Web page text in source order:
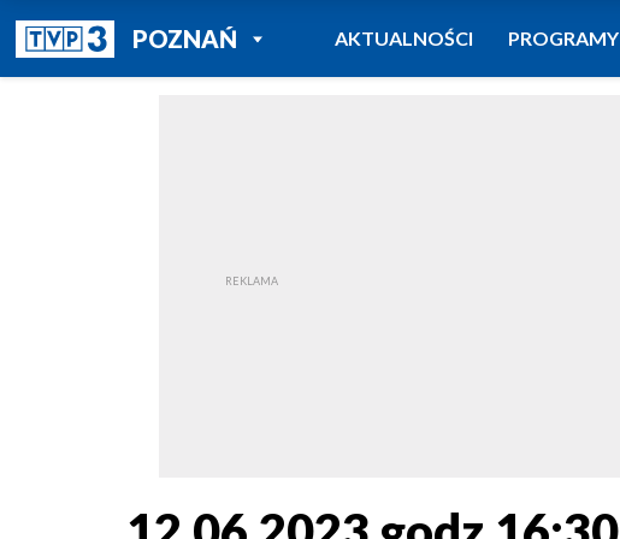
POZNAŃPOWRÓT DO
TVP REGIONY
AKTUALNOŚCI PROGRAMY